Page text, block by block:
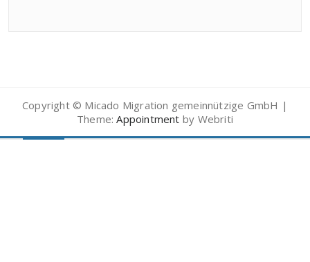
Copyright © Micado Migration gemeinnützige GmbH |
Theme: Appointment by Webriti